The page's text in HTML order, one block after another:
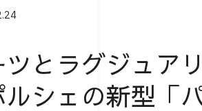
ツとラグジュア
シェの新型「